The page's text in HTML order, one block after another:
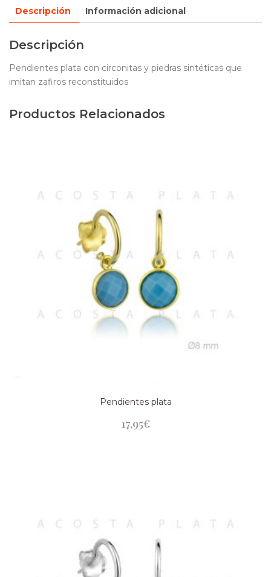
Descripción Información adicional
Descripción
Pendientes plata con circonitas y piedras sintéticas que
imitan zafiros reconstituidos
Productos Relacionados
Pendientes plata
17,95€